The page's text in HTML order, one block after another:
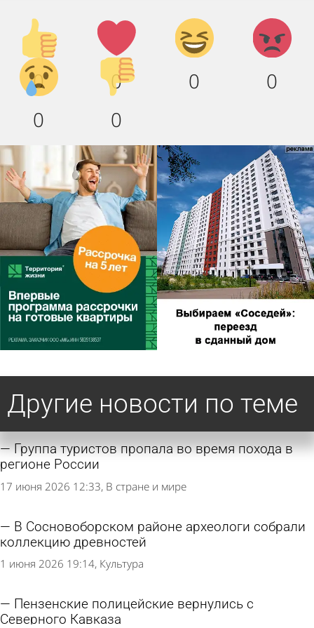
Палец
вверх!
0
Лайк!
0
Дикий
смех!
0
Агрессия!
0
Грусть
:(
0
Палец
вниз!
0
Другие новости по теме
Группа туристов пропала во время похода в
регионе России
17 июня 2026 12:33 В стране и мире
В Сосновоборском районе археологи собрали
коллекцию древностей
1 июня 2026 19:14 Культура
Пензенские полицейские вернулись с
Северного Кавказа